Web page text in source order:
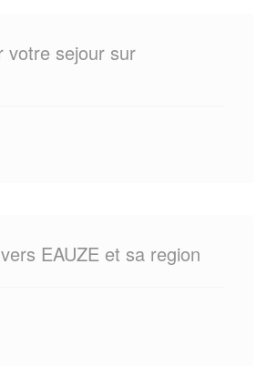
votre sejour sur
EAUZE et sa region